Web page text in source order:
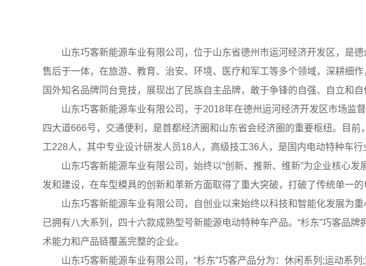
山东巧客新能源车业有限公司，位于山东省德州市运河经济开发区，是德
售后于一体，在旅游、教育、治安、环境、医疗和军工等多个领域，深耕细
国外知名品牌同台竞技，展现出了民族自主品牌，敢于争锋的自强、自立和自
山东巧客新能源车业有限公司，于2018年在德州运河经济开发区市场监
四大道666号，交通便利，是首都经济圈和山东省会经济圈的重要枢纽。目
工228人，其中专业设计研发人员18人，高级技工36人，是国内电动特种车行
山东巧客新能源车业有限公司，始终以“创新、推新、维新”为企业核心发
发和建设，在车型模具的创新和革新方面取得了重大突破，打破了传统单一
山东巧客新能源车业有限公司，自创业以来始终以科技和智能化发展为重
已拥有八大系列，四十六款成熟型号新能源电动特种车产品。“杉东”巧客品
术能力和产品链覆盖完整的企业。
山东巧客新能源车业有限公司，“杉东”巧客产品分为：休闲系列;运动系